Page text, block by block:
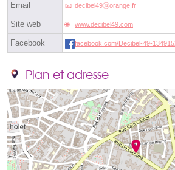
Email decibel49ⓐorange.fr
Site web www.decibel49.com
Facebook facebook.com/Decibel-49-
Plan et adresse